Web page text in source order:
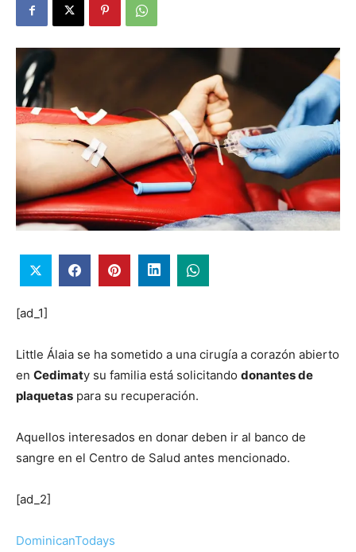
[ad_1]
Little Álaia se ha sometido a una cirugía a corazón abierto
en Cedimaty su familia está solicitando donantes de
plaquetas para su recuperación.
Aquellos interesados ​​en donar deben ir al banco de
sangre en el Centro de Salud antes mencionado.
[ad_2]
DominicanTodays